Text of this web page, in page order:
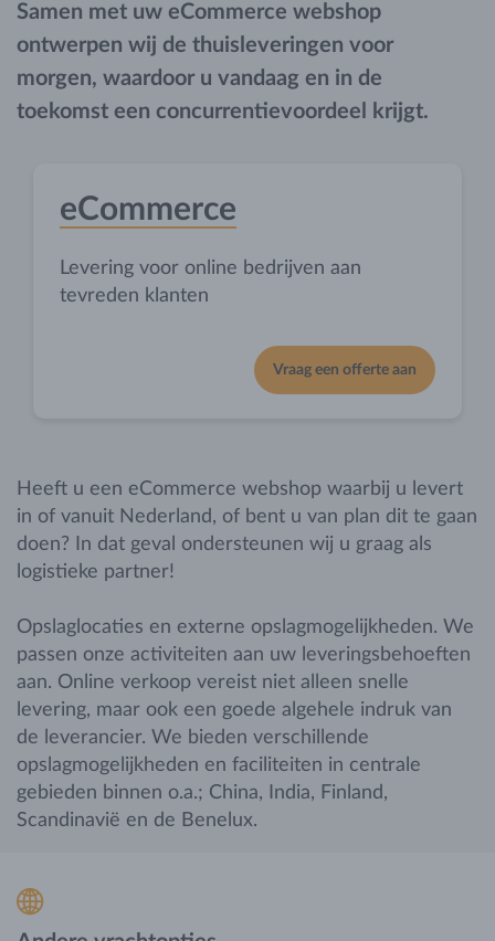
Samen met uw eCommerce webshop
ontwerpen wij de thuisleveringen voor
morgen, waardoor u vandaag en in de
toekomst een concurrentievoordeel krijgt.
eCommerce
Levering voor online bedrijven aan
tevreden klanten
Vraag een offerte aan
Heeft u een eCommerce webshop waarbij u levert
in of vanuit Nederland, of bent u van plan dit te gaan
doen? In dat geval ondersteunen wij u graag als
logistieke partner!
Opslaglocaties en externe opslagmogelijkheden. We
passen onze activiteiten aan uw leveringsbehoeften
aan. Online verkoop vereist niet alleen snelle
levering, maar ook een goede algehele indruk van
de leverancier. We bieden verschillende
opslagmogelijkheden en faciliteiten in centrale
gebieden binnen o.a.; China, India, Finland,
Scandinavië en de Benelux.